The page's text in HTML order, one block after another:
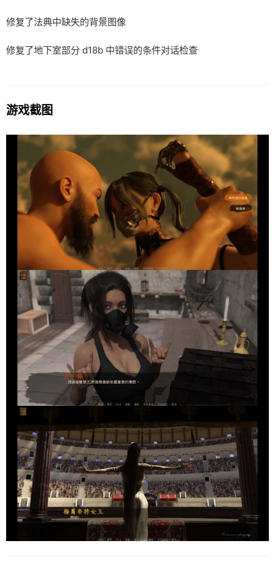
修复了法典中缺失的背景图像
修复了地下室部分 d18b 中错误的条件对话检查
游戏截图